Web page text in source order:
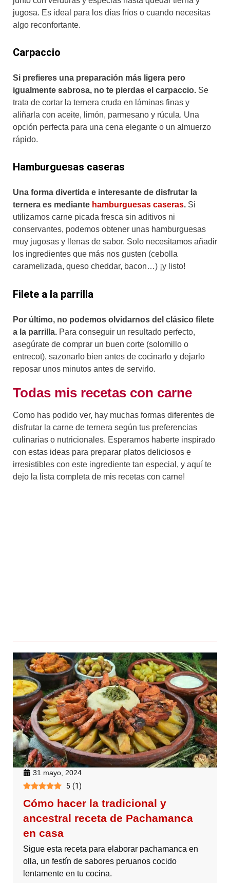
jugosa. Es ideal para los días fríos o cuando necesitas
algo reconfortante.
Carpaccio
Si prefieres una preparación más ligera pero
igualmente sabrosa, no te pierdas el carpaccio. Se
trata de cortar la ternera cruda en láminas finas y
aliñarla con aceite, limón, parmesano y rúcula. Una
opción perfecta para una cena elegante o un almuerzo
rápido.
Hamburguesas caseras
Una forma divertida e interesante de disfrutar la
ternera es mediante hamburguesas caseras. Si
utilizamos carne picada fresca sin aditivos ni
conservantes, podemos obtener unas hamburguesas
muy jugosas y llenas de sabor. Solo necesitamos añadir
los ingredientes que más nos gusten (cebolla
caramelizada, queso cheddar, bacon…) ¡y listo!
Filete a la parrilla
Por último, no podemos olvidarnos del clásico filete
a la parrilla. Para conseguir un resultado perfecto,
asegúrate de comprar un buen corte (solomillo o
entrecot), sazonarlo bien antes de cocinarlo y dejarlo
reposar unos minutos antes de servirlo.
Todas mis recetas con carne
Como has podido ver, hay muchas formas diferentes de
disfrutar la carne de ternera según tus preferencias
culinarias o nutricionales. Esperamos haberte inspirado
con estas ideas para preparar platos deliciosos e
irresistibles con este ingrediente tan especial, y aquí te
dejo la lista completa de mis recetas con carne!
31 mayo, 2024
5 (1)
Cómo hacer la tradicional y
ancestral receta de Pachamanca
en casa
Sigue esta receta para elaborar pachamanca en
olla, un festín de sabores peruanos cocido
lentamente en tu cocina.